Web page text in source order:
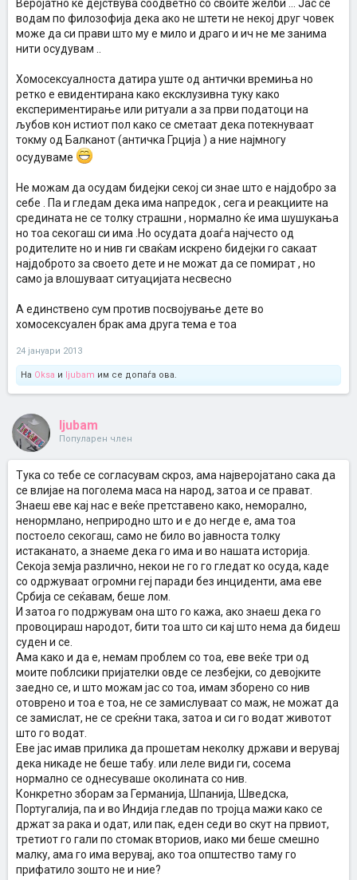
Веројатно ќе дејствува соодветно со своите желби ... Јас се
водам по филозофија дека ако не штети не некој друг човек
може да си прави што му е мило и драго и ич не ме занима
нити осудувам ..
Хомосексуалноста датира уште од антички времиња но
ретко е евидентирана како ексклузивна туку како
експериментирање или ритуали а за први податоци на
љубов кон истиот пол како се сметаат дека потекнуваат
токму од Балканот (античка Грција ) а ние најмногу
осудуваме
Не можам да осудам бидејки секој си знае што е најдобро за
себе . Па и гледам дека има напредок , сега и реакциите на
средината не се толку страшни , нормално ќе има шушукања
но тоа секогаш си има .Но осудата доаѓа најчесто од
родителите но и нив ги сваќам искрено бидејки го сакаат
најдоброто за своето дете и не можат да се помират , но
само ја влошуваат ситуацијата несвесно
А единствено сум против посвојување дете во
хомосексуален брак ама друга тема е тоа
24 јануари 2013
На Oksa и ljubam им се допаѓа ова.
ljubam
Популарен член
Тука со тебе се согласувам скроз, ама најверојатано сака да
се влијае на поголема маса на народ, затоа и се прават.
Знаеш еве кај нас е веќе претставено како, неморално,
ненормлано, неприродно што и е до негде е, ама тоа
постоело секогаш, само не било во јавноста толку
истаканато, а знаеме дека го има и во нашата историја.
Секоја земја различно, некои не го го гледат ко осуда, каде
со одржуваат огромни геј паради без инциденти, ама еве
Србија се сеќавам, беше лом.
И затоа го подржувам она што го кажа, ако знаеш дека го
провоцираш народот, бити тоа што си кај што нема да бидеш
суден и се.
Ама како и да е, немам проблем со тоа, еве веќе три од
моите поблсики пријателки овде се лезбејки, со девојките
заедно се, и што можам јас со тоа, имам зборено со нив
отоврено и тоа е тоа, не се замислуваат со маж, не можат да
се замислат, не се среќни така, затоа и си го водат животот
што го водат.
Еве јас имав прилика да прошетам неколку држави и верувај
дека никаде не беше табу. или леле види ги, сосема
нормално се однесуваше околината со нив.
Конкретно зборам за Германија, Шпанија, Шведска,
Португалија, па и во Индија гледав по тројца мажи како се
држат за рака и одат, или пак, еден седи во скут на првиот,
третиот го гали по стомак вториов, иако ми беше смешно
малку, ама го има верувај, ако тоа општество таму го
прифатило зошто не и ние?